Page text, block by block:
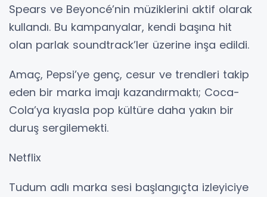
Spears ve Beyoncé’nin müziklerini aktif olarak
kullandı. Bu kampanyalar, kendi başına hit
olan parlak soundtrack’ler üzerine inşa edildi.
Amaç, Pepsi’ye genç, cesur ve trendleri takip
eden bir marka imajı kazandırmaktı; Coca-
Cola’ya kıyasla pop kültüre daha yakın bir
duruş sergilemekti.
Netflix
Tudum adlı marka sesi başlangıçta izleyiciye